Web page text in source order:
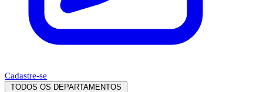
Cadastre-se
TODOS OS DEPARTAMENTOS